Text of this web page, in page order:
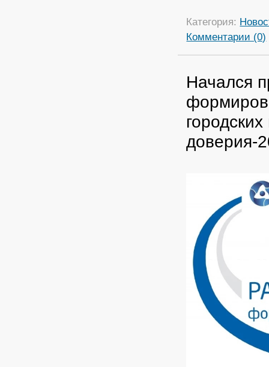
Категория:
Комментарии (0)
Начался
доверия-